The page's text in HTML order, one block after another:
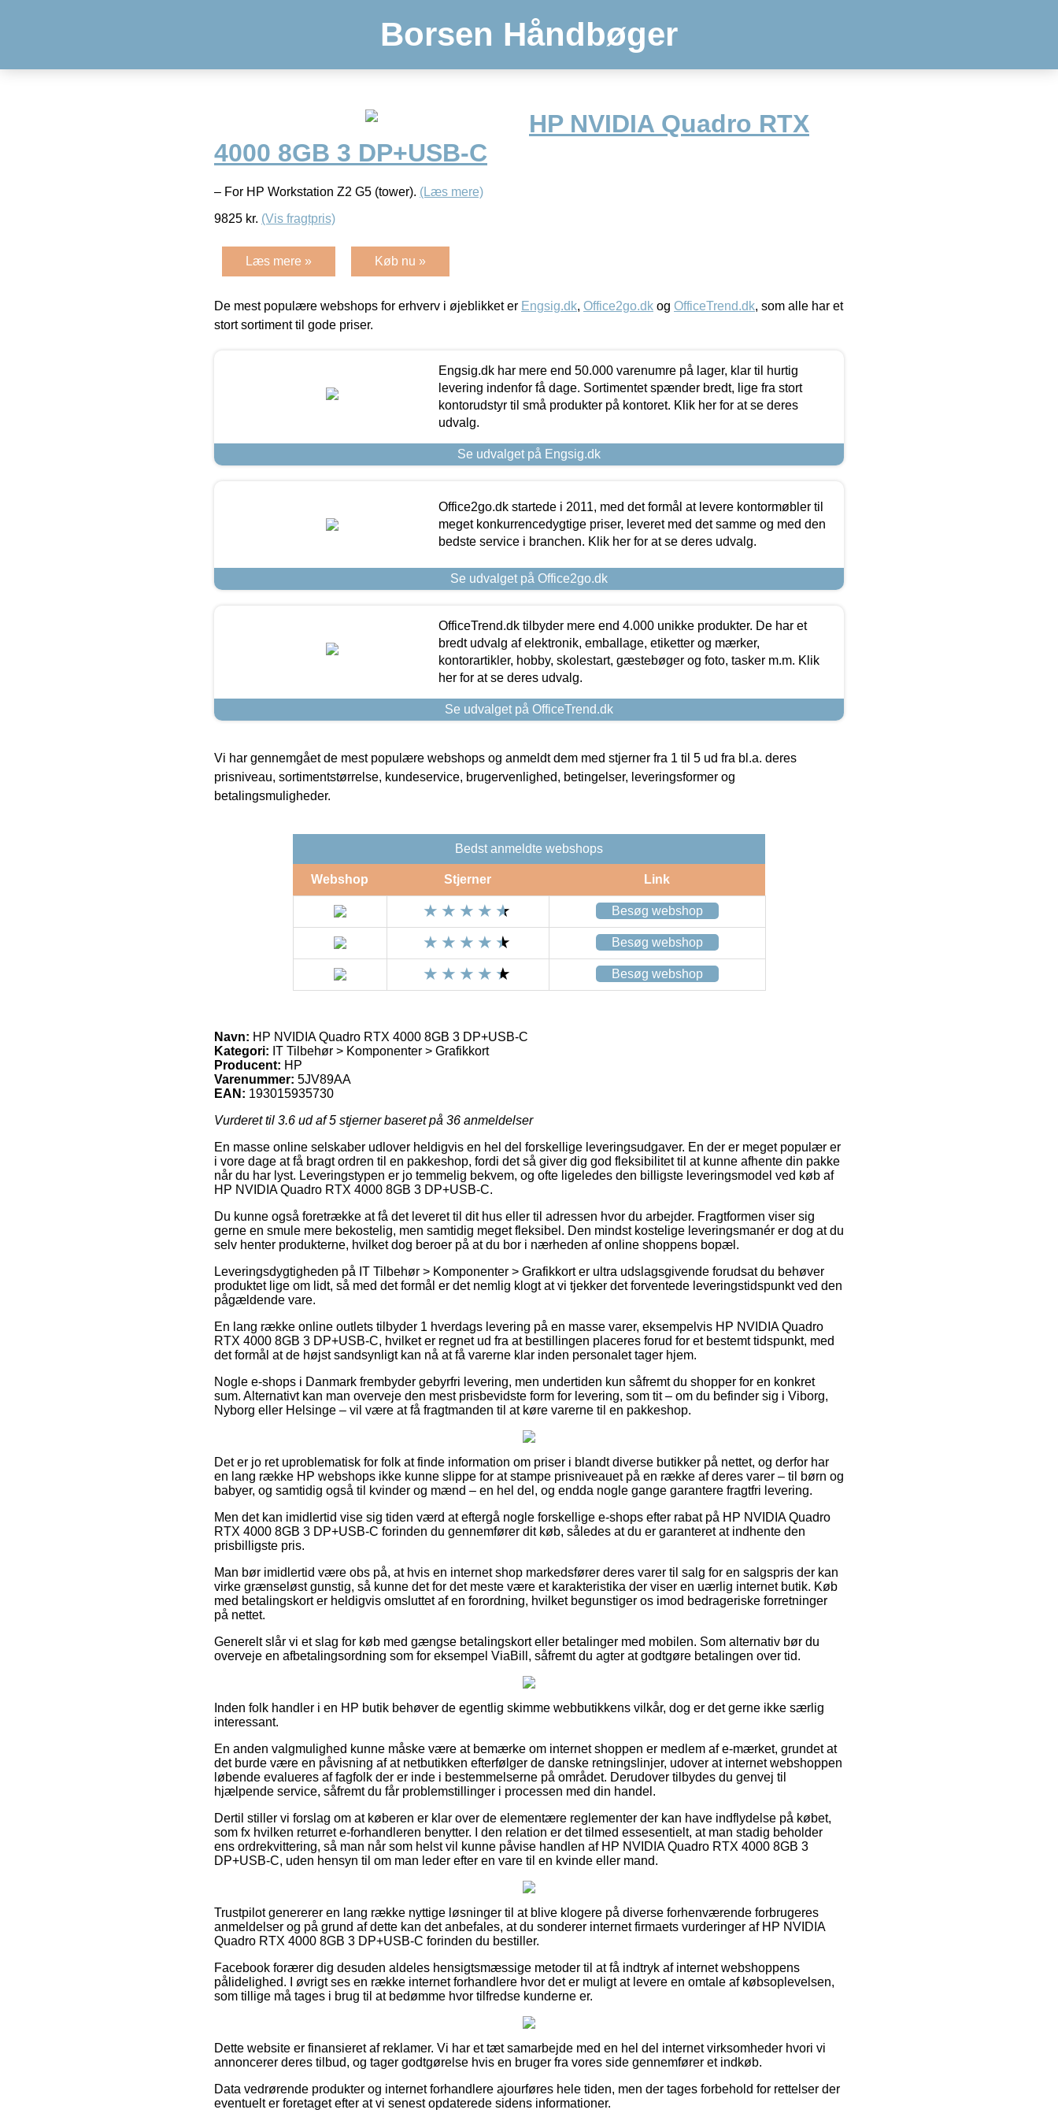
Borsen Håndbøger
HP NVIDIA Quadro RTX
4000 8GB 3 DP+USB-C
– For HP Workstation Z2 G5 (tower). (Læs mere)
9825 kr. (Vis fragtpris)
Læs mere » Køb nu »
De mest populære webshops for erhverv i øjeblikket er Engsig.dk, Office2go.dk og OfficeTrend.dk, som alle har et
stort sortiment til gode priser.
Engsig.dk har mere end 50.000 varenumre på lager, klar til hurtig
levering indenfor få dage. Sortimentet spænder bredt, lige fra stort
kontorudstyr til små produkter på kontoret. Klik her for at se deres
udvalg.
Se udvalget på Engsig.dk
Office2go.dk startede i 2011, med det formål at levere kontormøbler til
meget konkurrencedygtige priser, leveret med det samme og med den
bedste service i branchen. Klik her for at se deres udvalg.
Se udvalget på Office2go.dk
OfficeTrend.dk tilbyder mere end 4.000 unikke produkter. De har et
bredt udvalg af elektronik, emballage, etiketter og mærker,
kontorartikler, hobby, skolestart, gæstebøger og foto, tasker m.m. Klik
her for at se deres udvalg.
Se udvalget på OfficeTrend.dk
Vi har gennemgået de mest populære webshops og anmeldt dem med stjerner fra 1 til 5 ud fra bl.a. deres
prisniveau, sortimentstørrelse, kundeservice, brugervenlighed, betingelser, leveringsformer og
betalingsmuligheder.
Bedst anmeldte webshops
Webshop Stjerner Link
Besøg webshop
Besøg webshop
Besøg webshop
Navn: HP NVIDIA Quadro RTX 4000 8GB 3 DP+USB-C
Kategori: IT Tilbehør > Komponenter > Grafikkort
Producent: HP
Varenummer: 5JV89AA
EAN: 193015935730
Vurderet til 3.6 ud af 5 stjerner baseret på 36 anmeldelser
En masse online selskaber udlover heldigvis en hel del forskellige leveringsudgaver. En der er meget populær er
i vore dage at få bragt ordren til en pakkeshop, fordi det så giver dig god fleksibilitet til at kunne afhente din pakke
når du har lyst. Leveringstypen er jo temmelig bekvem, og ofte ligeledes den billigste leveringsmodel ved køb af
HP NVIDIA Quadro RTX 4000 8GB 3 DP+USB-C.
Du kunne også foretrække at få det leveret til dit hus eller til adressen hvor du arbejder. Fragtformen viser sig
gerne en smule mere bekostelig, men samtidig meget fleksibel. Den mindst kostelige leveringsmanér er dog at du
selv henter produkterne, hvilket dog beroer på at du bor i nærheden af online shoppens bopæl.
Leveringsdygtigheden på IT Tilbehør > Komponenter > Grafikkort er ultra udslagsgivende forudsat du behøver
produktet lige om lidt, så med det formål er det nemlig klogt at vi tjekker det forventede leveringstidspunkt ved den
pågældende vare.
En lang række online outlets tilbyder 1 hverdags levering på en masse varer, eksempelvis HP NVIDIA Quadro
RTX 4000 8GB 3 DP+USB-C, hvilket er regnet ud fra at bestillingen placeres forud for et bestemt tidspunkt, med
det formål at de højst sandsynligt kan nå at få varerne klar inden personalet tager hjem.
Nogle e-shops i Danmark frembyder gebyrfri levering, men undertiden kun såfremt du shopper for en konkret
sum. Alternativt kan man overveje den mest prisbevidste form for levering, som tit – om du befinder sig i Viborg,
Nyborg eller Helsinge – vil være at få fragtmanden til at køre varerne til en pakkeshop.
Det er jo ret uproblematisk for folk at finde information om priser i blandt diverse butikker på nettet, og derfor har
en lang række HP webshops ikke kunne slippe for at stampe prisniveauet på en række af deres varer – til børn og
babyer, og samtidig også til kvinder og mænd – en hel del, og endda nogle gange garantere fragtfri levering.
Men det kan imidlertid vise sig tiden værd at eftergå nogle forskellige e-shops efter rabat på HP NVIDIA Quadro
RTX 4000 8GB 3 DP+USB-C forinden du gennemfører dit køb, således at du er garanteret at indhente den
prisbilligste pris.
Man bør imidlertid være obs på, at hvis en internet shop markedsfører deres varer til salg for en salgspris der kan
virke grænseløst gunstig, så kunne det for det meste være et karakteristika der viser en uærlig internet butik. Køb
med betalingskort er heldigvis omsluttet af en forordning, hvilket begunstiger os imod bedrageriske forretninger
på nettet.
Generelt slår vi et slag for køb med gængse betalingskort eller betalinger med mobilen. Som alternativ bør du
overveje en afbetalingsordning som for eksempel ViaBill, såfremt du agter at godtgøre betalingen over tid.
Inden folk handler i en HP butik behøver de egentlig skimme webbutikkens vilkår, dog er det gerne ikke særlig
interessant.
En anden valgmulighed kunne måske være at bemærke om internet shoppen er medlem af e-mærket, grundet at
det burde være en påvisning af at netbutikken efterfølger de danske retningslinjer, udover at internet webshoppen
løbende evalueres af fagfolk der er inde i bestemmelserne på området. Derudover tilbydes du genvej til
hjælpende service, såfremt du får problemstillinger i processen med din handel.
Dertil stiller vi forslag om at køberen er klar over de elementære reglementer der kan have indflydelse på købet,
som fx hvilken returret e-forhandleren benytter. I den relation er det tilmed essesentielt, at man stadig beholder
ens ordrekvittering, så man når som helst vil kunne påvise handlen af HP NVIDIA Quadro RTX 4000 8GB 3
DP+USB-C, uden hensyn til om man leder efter en vare til en kvinde eller mand.
Trustpilot genererer en lang række nyttige løsninger til at blive klogere på diverse forhenværende forbrugeres
anmeldelser og på grund af dette kan det anbefales, at du sonderer internet firmaets vurderinger af HP NVIDIA
Quadro RTX 4000 8GB 3 DP+USB-C forinden du bestiller.
Facebook forærer dig desuden aldeles hensigtsmæssige metoder til at få indtryk af internet webshoppens
pålidelighed. I øvrigt ses en række internet forhandlere hvor det er muligt at levere en omtale af købsoplevelsen,
som tillige må tages i brug til at bedømme hvor tilfredse kunderne er.
Dette website er finansieret af reklamer. Vi har et tæt samarbejde med en hel del internet virksomheder hvori vi
annoncerer deres tilbud, og tager godtgørelse hvis en bruger fra vores side gennemfører et indkøb.
Data vedrørende produkter og internet forhandlere ajourføres hele tiden, men der tages forbehold for rettelser der
eventuelt er foretaget efter at vi senest opdaterede sidens informationer.